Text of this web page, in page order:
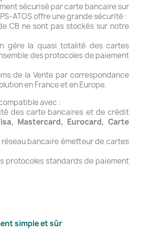
sécurisé par carte bancaire sur
ATOS offre une grande sécurité :
CB ne sont pas stockés sur notre
gère la quasi totalité des cartes
des protocoles de paiement
de la Vente par correspondance
en France et en Europe.
avec :
des carte bancaires et de crédit
Mastercard, Eurocard, Carte
réseau bancaire émetteur de cartes
protocoles standards de paiement
simple et sûr